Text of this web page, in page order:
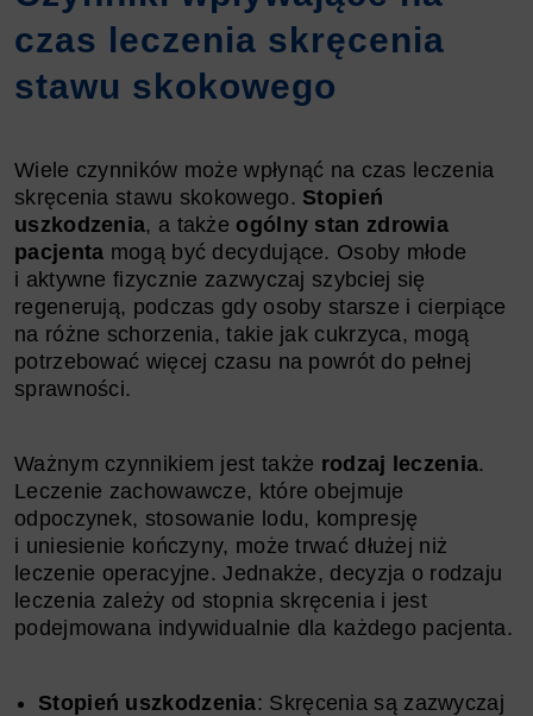
czas leczenia skręcenia
stawu skokowego
Wiele czynników może wpłynąć na czas leczenia
skręcenia stawu skokowego. Stopień
uszkodzenia, a także ogólny stan zdrowia
pacjenta mogą być decydujące. Osoby młode
i aktywne fizycznie zazwyczaj szybciej się
regenerują, podczas gdy osoby starsze i cierpiące
na różne schorzenia, takie jak cukrzyca, mogą
potrzebować więcej czasu na powrót do pełnej
sprawności.
Ważnym czynnikiem jest także rodzaj leczenia.
Leczenie zachowawcze, które obejmuje
odpoczynek, stosowanie lodu, kompresję
i uniesienie kończyny, może trwać dłużej niż
leczenie operacyjne. Jednakże, decyzja o rodzaju
leczenia zależy od stopnia skręcenia i jest
podejmowana indywidualnie dla każdego pacjenta.
Stopień uszkodzenia: Skręcenia są zazwyczaj